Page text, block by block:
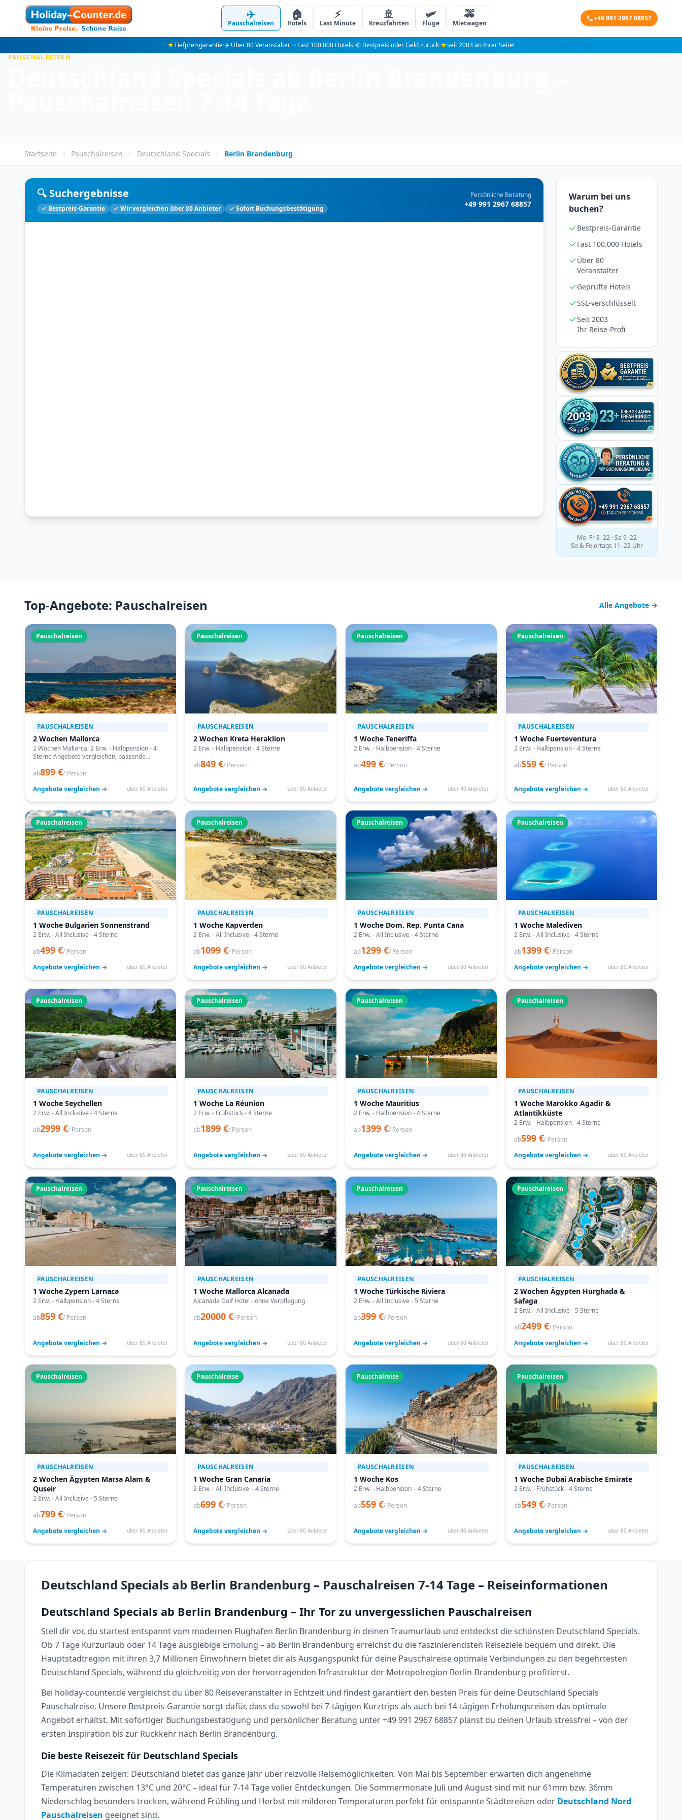
✈️
Pauschalreisen
🏠
Hotels
⚡
Last Minute
🚢
Kreuzfahrten
🛩️
Flüge
🚕
Mietwagen
+49 991 2967 68857
★Tiefpreisgarantie·✈️ Über 80 Veranstalter·✓Fast 100.000 Hotels·🌞 Bestpreis oder Geld zurück·★seit 2003 an Ihrer Seite!
PAUSCHALREISEN
Startseite Pauschalreisen Deutschland Specials Berlin Brandenburg
🔍 Suchergebnisse
✓ Bestpreis-Garantie ✓ Wir vergleichen über 80 Anbieter ✓ Sofort Buchungsbestätigung
Persönliche Beratung
+49 991 2967 68857
Warum bei uns
buchen?
Bestpreis-Garantie
Fast 100.000 Hotels
Über 80
Veranstalter
Geprüfte Hotels
SSL-verschlüsselt
Seit 2003
Ihr Reise-Profi
Mo–Fr 8–22 · Sa 9–22
So & Feiertags 11–22 Uhr
Top-Angebote: Pauschalreisen Alle Angebote →
Pauschalreisen
PAUSCHALREISEN
2 Wochen Mallorca
2 Wochen Mallorca: 2 Erw. - Halbpension - 4
Sterne Angebote vergleichen, passende
buchen.
ab899 €/ Person
Angebote vergleichen →
über 80 Anbieter
Pauschalreisen
PAUSCHALREISEN
2 Wochen Kreta Heraklion
2 Erw. - Halbpension - 4 Sterne
ab849 €/ Person
Angebote vergleichen → über 80 Anbieter
Pauschalreisen
PAUSCHALREISEN
1 Woche Teneriffa
2 Erw. - Halbpension - 4 Sterne
ab499 €/ Person
Angebote vergleichen → über 80 Anbieter
Pauschalreisen
PAUSCHALREISEN
1 Woche Fuerteventura
2 Erw. - Halbpension - 4 Sterne
ab559 €/ Person
Angebote vergleichen → über 80 Anbieter
Pauschalreisen
PAUSCHALREISEN
1 Woche Bulgarien Sonnenstrand
2 Erw. - All Inclusive - 4 Sterne
ab499 €/ Person
Angebote vergleichen →
über 80 Anbieter
Pauschalreisen
PAUSCHALREISEN
1 Woche Kapverden
2 Erw. - All Inclusive - 4 Sterne
ab1099 €/ Person
Angebote vergleichen →
über 80 Anbieter
Pauschalreisen
PAUSCHALREISEN
1 Woche Dom. Rep. Punta Cana
2 Erw. - All Inclusive - 4 Sterne
ab1299 €/ Person
Angebote vergleichen →
über 80 Anbieter
Pauschalreisen
PAUSCHALREISEN
1 Woche Malediven
2 Erw. - All Inclusive - 4 Sterne
ab1399 €/ Person
Angebote vergleichen →
über 80 Anbieter
Pauschalreisen
PAUSCHALREISEN
1 Woche Seychellen
2 Erw. - All Inclusive - 4 Sterne
ab2999 €/ Person
Angebote vergleichen → über 80 Anbieter
Pauschalreisen
PAUSCHALREISEN
1 Woche La Réunion
2 Erw. - Frühstück - 4 Sterne
ab1899 €/ Person
Angebote vergleichen → über 80 Anbieter
Pauschalreisen
PAUSCHALREISEN
1 Woche Mauritius
2 Erw. - Halbpension - 4 Sterne
ab1399 €/ Person
Angebote vergleichen → über 80 Anbieter
Pauschalreisen
PAUSCHALREISEN
1 Woche Marokko Agadir &
Atlantikküste
2 Erw. - Halbpension - 4 Sterne
ab599 €/ Person
Angebote vergleichen →
über 80 Anbieter
Pauschalreisen
PAUSCHALREISEN
1 Woche Zypern Larnaca
2 Erw. - Halbpension - 4 Sterne
ab859 €/ Person
Angebote vergleichen → über 80 Anbieter
Pauschalreisen
PAUSCHALREISEN
1 Woche Mallorca Alcanada
Alcanada Golf Hotel - ohne Verpflegung
ab20000 €/ Person
Angebote vergleichen → über 80 Anbieter
Pauschalreisen
PAUSCHALREISEN
1 Woche Türkische Riviera
2 Erw. - All Inclusive - 5 Sterne
ab399 €/ Person
Angebote vergleichen → über 80 Anbieter
Pauschalreisen
PAUSCHALREISEN
2 Wochen Ägypten Hurghada &
Safaga
2 Erw. - All Inclusive - 5 Sterne
ab2499 €/ Person
Angebote vergleichen →
über 80 Anbieter
Pauschalreisen
PAUSCHALREISEN
2 Wochen Ägypten Marsa Alam &
Quseir
2 Erw. - All Inclusive - 5 Sterne
ab799 €/ Person
Angebote vergleichen →
über 80 Anbieter
Pauschalreise
PAUSCHALREISEN
1 Woche Gran Canaria
2 Erw. - All Inclusive – 4 Sterne
ab699 €/ Person
Angebote vergleichen → über 80 Anbieter
Pauschalreise
PAUSCHALREISEN
1 Woche Kos
2 Erw. - Halbpension – 4 Sterne
ab559 €/ Person
Angebote vergleichen → über 80 Anbieter
Pauschalreisen
PAUSCHALREISEN
1 Woche Dubai Arabische Emirate
2 Erw. - Frühstück - 4 Sterne
ab549 €/ Person
Angebote vergleichen → über 80 Anbieter
Deutschland Specials ab Berlin Brandenburg – Pauschalreisen 7-14 Tage – Reiseinformationen
Deutschland Specials ab Berlin Brandenburg – Ihr Tor zu unvergesslichen Pauschalreisen
Stell dir vor, du startest entspannt vom modernen Flughafen Berlin Brandenburg in deinen Traumurlaub und entdeckst die schönsten Deutschland Specials.
Ob 7 Tage Kurzurlaub oder 14 Tage ausgiebige Erholung – ab Berlin Brandenburg erreichst du die faszinierendsten Reiseziele bequem und direkt. Die
Hauptstadtregion mit ihren 3,7 Millionen Einwohnern bietet dir als Ausgangspunkt für deine Pauschalreise optimale Verbindungen zu den begehrtesten
Deutschland Specials, während du gleichzeitig von der hervorragenden Infrastruktur der Metropolregion Berlin-Brandenburg profitierst.
Bei holiday-counter.de vergleichst du über 80 Reiseveranstalter in Echtzeit und findest garantiert den besten Preis für deine Deutschland Specials
Pauschalreise. Unsere Bestpreis-Garantie sorgt dafür, dass du sowohl bei 7-tägigen Kurztrips als auch bei 14-tägigen Erholungsreisen das optimale
Angebot erhältst. Mit sofortiger Buchungsbestätigung und persönlicher Beratung unter +49 991 2967 68857 planst du deinen Urlaub stressfrei – von der
ersten Inspiration bis zur Rückkehr nach Berlin Brandenburg.
Die beste Reisezeit für Deutschland Specials
Die Klimadaten zeigen: Deutschland bietet das ganze Jahr über reizvolle Reisemöglichkeiten. Von Mai bis September erwarten dich angenehme
Temperaturen zwischen 13°C und 20°C – ideal für 7-14 Tage voller Entdeckungen. Die Sommermonate Juli und August sind mit nur 61mm bzw. 36mm
Niederschlag besonders trocken, während Frühling und Herbst mit milderen Temperaturen perfekt für entspannte Städtereisen oder Deutschland Nord
Pauschalreisen geeignet sind.